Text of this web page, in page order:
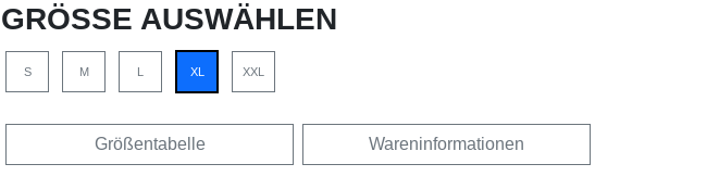
GRÖSSE AUSWÄHLEN
S M L XL XXL
Größentabelle Wareninformationen